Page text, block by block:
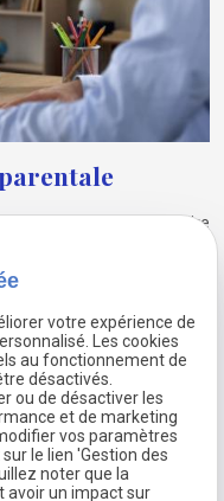
, vous êtes décisionnaire
la vie de votre enfant.
sur toute décision qui le
ou partagée. Le parent qui
de visite, qu’il n’est pas
de contribuer à
par le biais d'unepension
au-delà de la majorité,
votre expérience de
Les cookies
au fonctionnement de
désactivés.
ou de désactiver les
et de marketing
vos paramètres
le lien 'Gestion des
noter que la
avoir un impact sur